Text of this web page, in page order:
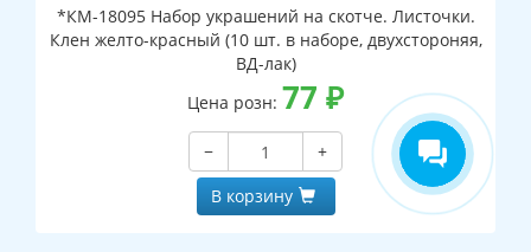
*КМ-18095 Набор украшений на скотче. Листочки.
Клен желто-красный (10 шт. в наборе, двухстороняя,
ВД-лак)
Цена розн: 77 ₽
−
+
В корзину